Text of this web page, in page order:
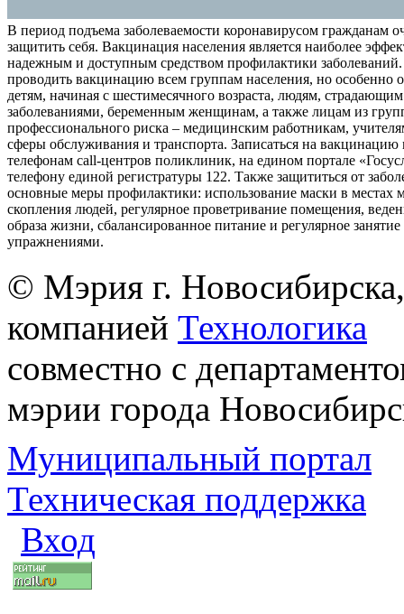
В период подъема заболеваемости коронавирусом гражданам
защитить себя. Вакцинация населения является наиболее
надежным и доступным средством профилактики заболеваний.
проводить вакцинацию всем группам населения, но особенно
детям, начиная с шестимесячного возраста, людям,
заболеваниями, беременным женщинам, а также лицам из
профессионального риска – медицинским работникам,
сферы обслуживания и транспорта. Записаться на
телефонам call-центров поликлиник, на едином портале
телефону единой регистратуры 122. Также защититься от
основные меры профилактики: использование маски в местах
скопления людей, регулярное проветривание помещения,
образа жизни, сбалансированное питание и регулярное
упражнениями.
© Мэрия г.
компанией Технологика
совместно с
мэрии города
Муниципальный портал
Техническая поддержка
Вход